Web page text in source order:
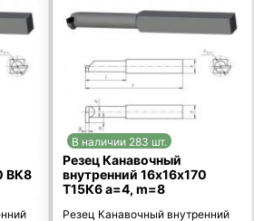
ВК8
В наличии 283 шт.
Резец Канавочный
внутренний 16х16х170
Т15К6 а=4, m=8
Резец Канавочный внутренний